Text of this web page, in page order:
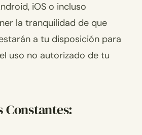
iOS o incluso
la tranquilidad de que
a tu disposición para
uso no autorizado de tu
Constantes: